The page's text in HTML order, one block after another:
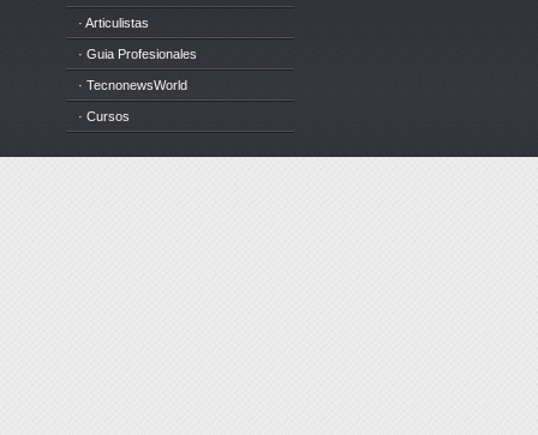
· Articulistas
· Guia Profesionales
· TecnonewsWorld
· Cursos